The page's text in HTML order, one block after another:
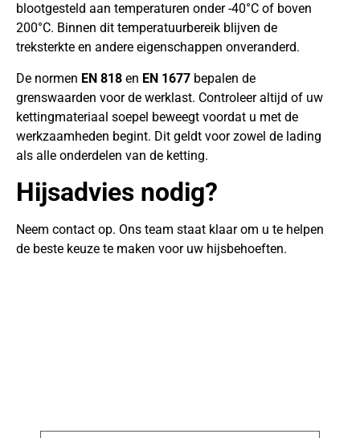
blootgesteld aan temperaturen onder -40°C of boven
200°C. Binnen dit temperatuurbereik blijven de
treksterkte en andere eigenschappen onveranderd.
De normen EN 818 en EN 1677 bepalen de
grenswaarden voor de werklast. Controleer altijd of uw
kettingmateriaal soepel beweegt voordat u met de
werkzaamheden begint. Dit geldt voor zowel de lading
als alle onderdelen van de ketting.
Hijsadvies nodig?
Neem contact op. Ons team staat klaar om u te helpen
de beste keuze te maken voor uw hijsbehoeften.